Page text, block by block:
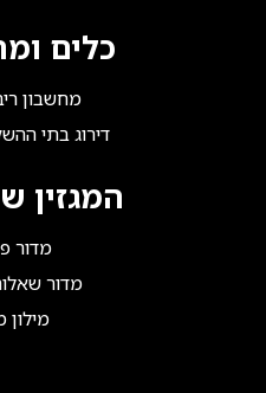
כלים
מחשבון
דירוג בתי
המגזין
מדור
מדור
מילון